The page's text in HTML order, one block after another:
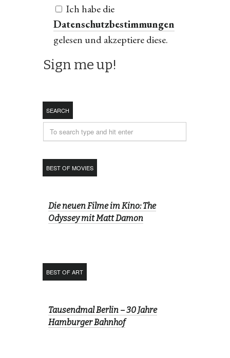
Ich habe die
Datenschutzbestimmungen
gelesen und akzeptiere diese.
SEARCH
BEST OF MOVIES
Die neuen Filme im Kino: The
Odyssey mit Matt Damon
BEST OF ART
Tausendmal Berlin – 30 Jahre
Hamburger Bahnhof